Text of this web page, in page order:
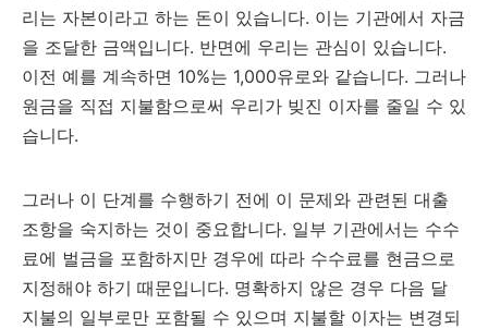
리는 자본이라고 하는 돈이 있습니다. 이는 기관에서 자금
을 조달한 금액입니다. 반면에 우리는 관심이 있습니다.
이전 예를 계속하면 10%는 1,000유로와 같습니다. 그러나
원금을 직접 지불함으로써 우리가 빚진 이자를 줄일 수 있
습니다.
그러나 이 단계를 수행하기 전에 이 문제와 관련된 대출
조항을 숙지하는 것이 중요합니다. 일부 기관에서는 수수
료에 벌금을 포함하지만 경우에 따라 수수료를 현금으로
지정해야 하기 때문입니다. 명확하지 않은 경우 다음 달
지불의 일부로만 포함될 수 있으며 지불할 이자는 변경되